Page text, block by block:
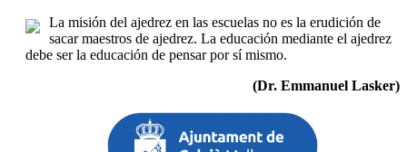
La misión del ajedrez en las escuelas no es la erudición de
sacar maestros de ajedrez. La educación mediante el ajedrez
debe ser la educación de pensar por sí mismo.
(Dr. Emmanuel Lasker)